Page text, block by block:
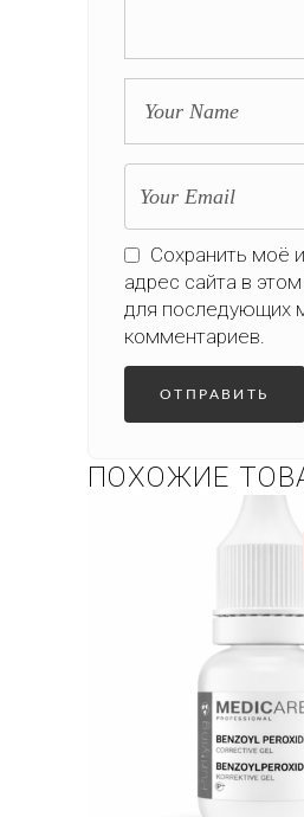
Сохранить моё
адрес сайта в
для последующих
комментариев.
ПОХОЖИЕ